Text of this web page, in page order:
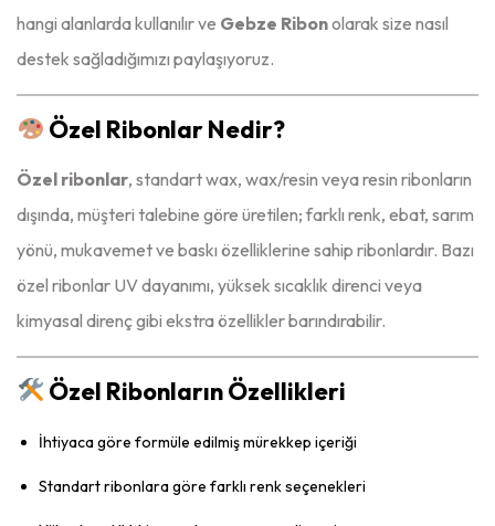
hangi alanlarda kullanılır ve Gebze Ribonolarak size nasıl
destek sağladığımızı paylaşıyoruz.
Özel Ribonlar Nedir?
Özel ribonlar, standart wax, wax/resin veya resin ribonların
dışında, müşteri talebine göre üretilen; farklı renk, ebat, sarım
yönü, mukavemet ve baskı özelliklerine sahip ribonlardır. Bazı
özel ribonlar UV dayanımı, yüksek sıcaklık direnci veya
kimyasal direnç gibi ekstra özellikler barındırabilir.
Özel Ribonların Özellikleri
İhtiyaca göre formüle edilmiş mürekkep içeriği
Standart ribonlara göre farklı renk seçenekleri